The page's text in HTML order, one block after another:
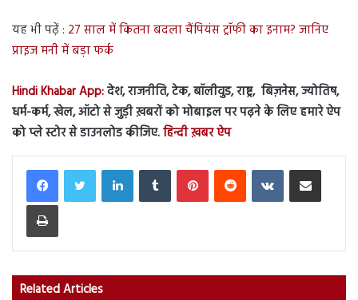
यह भी पढ़ें : 27 साल में कितना बदला चैंपियंस ट्रॉफी का इनाम? जानिए
प्राइज मनी में बड़ा फर्क
Hindi Khabar App:देश, राजनीति, टेक, बॉलीवुड, राष्ट्र, बिज़नेस, ज्योतिष,
धर्म-कर्म, खेल, ऑटो से जुड़ी ख़बरों को मोबाइल पर पढ़ने के लिए हमारे ऐप
को प्ले स्टोर से डाउनलोड कीजिए.हिन्दी ख़बर ऐप
LinkedInTumblr PinterestReddit VKontakteShare via Email
Print
Related Articles